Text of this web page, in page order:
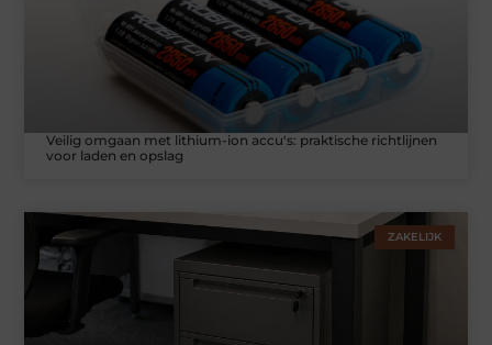
Veilig omgaan met lithium-ion accu's: praktische richtlijnen
voor laden en opslag
ZAKELIJK